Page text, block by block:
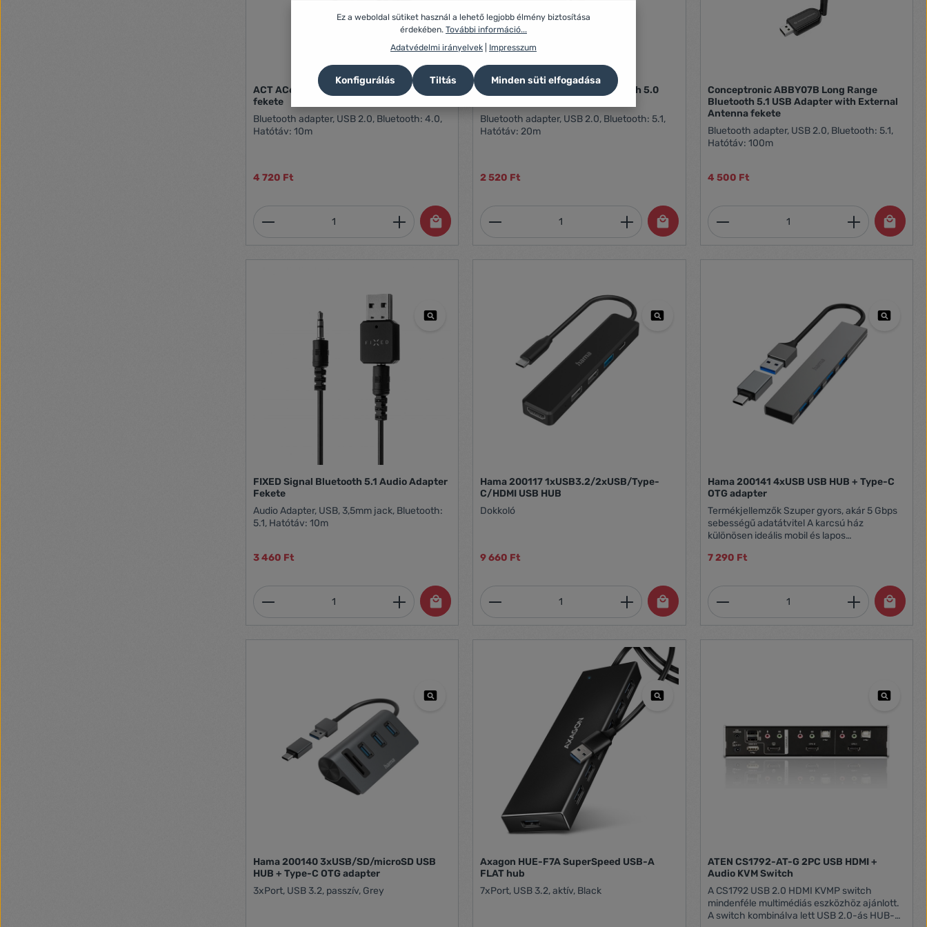
ACT AC6030 Bluetooth 4.0 USB Adapter
fekete
Bluetooth adapter, USB 2.0, Bluetooth: 4.0,
Hatótáv: 10m
4 720 Ft
Termékmennyiség: Adja meg a kívánt mennyiséget, vagy használja a gombokat a
Conceptronic ABBY06B Bluetooth 5.0
Bluetooth adapter, USB 2.0, Bluetooth: 5.1,
Hatótáv: 20m
2 520 Ft
Termékmennyiség: Adja meg a kívánt mennyiséget, vagy
Conceptronic ABBY07B Long Range
Bluetooth 5.1 USB Adapter with External
Antenna fekete
Bluetooth adapter, USB 2.0, Bluetooth: 5.1,
Hatótáv: 100m
4 500 Ft
Termékmennyiség: Adja
FIXED Signal Bluetooth 5.1 Audio Adapter
Fekete
Audio Adapter, USB, 3,5mm jack, Bluetooth:
5.1, Hatótáv: 10m
3 460 Ft
Termékmennyiség: Adja meg a kívánt mennyiséget, vagy használja a gombokat a
Hama 200117 1xUSB3.2/2xUSB/Type-
C/HDMI USB HUB
Dokkoló
9 660 Ft
Termékmennyiség: Adja meg a kívánt mennyiséget, vagy
Hama 200141 4xUSB USB HUB + Type-C
OTG adapter
Termékjellemzők Szuper gyors, akár 5 Gbps
sebességű adatátvitel A karcsú ház
különösen ideális mobil és lapos
minőségű és masszív alumínium ház igényes
teszi a széles dugók problémamentes
csatlakoztatását is. A rugalmas anyagok
optimális csomóvédelmet garantálnak és
megakadályozzák a kábeltörést. Kompatibilis
7 290 Ft
Termékmennyiség: Adja
Hama 200140 3xUSB/SD/microSD USB
HUB + Type-C OTG adapter
3xPort, USB 3.2, passzív, Grey
Axagon HUE-F7A SuperSpeed USB-A
FLAT hub
7xPort, USB 3.2, aktív, Black
ATEN CS1792-AT-G 2PC USB HDMI +
Audio KVM Switch
A CS1792 USB 2.0 HDMI KVMP switch
mindenféle multimédiás eszközhöz ajánlott.
A switch kombinálva lett USB 2.0-ás HUB-
Ez a weboldal sütiket használ a lehető legjobb élmény biztosítása
érdekében. További információ...
Adatvédelmi irányelvek
Impresszum
Tiltás
Konfigurálás Minden süti elfogadása